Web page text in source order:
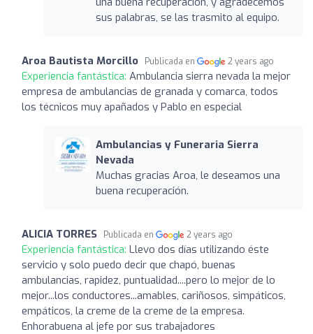
sus palabras, se las trasmito al equipo.
Aroa Bautista Morcillo Publicada en 2 years ago
Experiencia fantástica: Ambulancia sierra nevada la mejor
empresa de ambulancias de granada y comarca, todos
los técnicos muy apañados y Pablo en especial
Ambulancias y Funeraria Sierra
Nevada
Muchas gracias Aroa, le deseamos una
buena recuperación.
ALICIA TORRES Publicada en 2 years ago
Experiencia fantástica: Llevo dos días utilizando éste
servicio y solo puedo decir que chapó, buenas
ambulancias, rapidez, puntualidad....pero lo mejor de lo
mejor...los conductores...amables, cariñosos, simpáticos,
empáticos, la creme de la creme de la empresa.
Enhorabuena al jefe por sus trabajadores